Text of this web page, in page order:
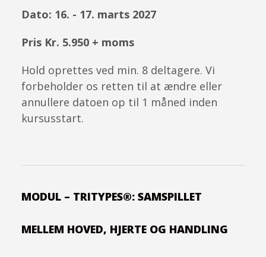
Dato: 16. - 17. marts 2027
Pris Kr. 5.950 + moms
Hold oprettes ved min. 8 deltagere. Vi
forbeholder os retten til at ændre eller
annullere datoen op til 1 måned inden
kursusstart.
MODUL – TRITYPES®: SAMSPILLET
MELLEM HOVED, HJERTE OG HANDLING